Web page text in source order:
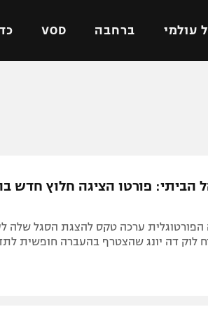
עולמי ברחבה VOD
ישראל
ליגה איטלקית
הביתי: פורטו הציגה חלוץ חדש
הפורטוגלית ערכה טקס להצגת הסגל שלה
לוק דה יונג שהצטרף בהעברה חופשית